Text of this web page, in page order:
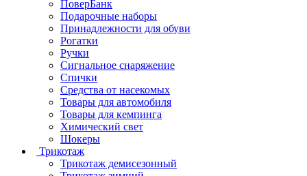
ПоверБанк
Подарочные наборы
Принадлежности для обуви
Рогатки
Ручки
Сигнальное снаряжение
Спички
Средства от насекомых
Товары для автомобиля
Товары для кемпинга
Химический свет
Шокеры
Трикотаж
Трикотаж демисезонный